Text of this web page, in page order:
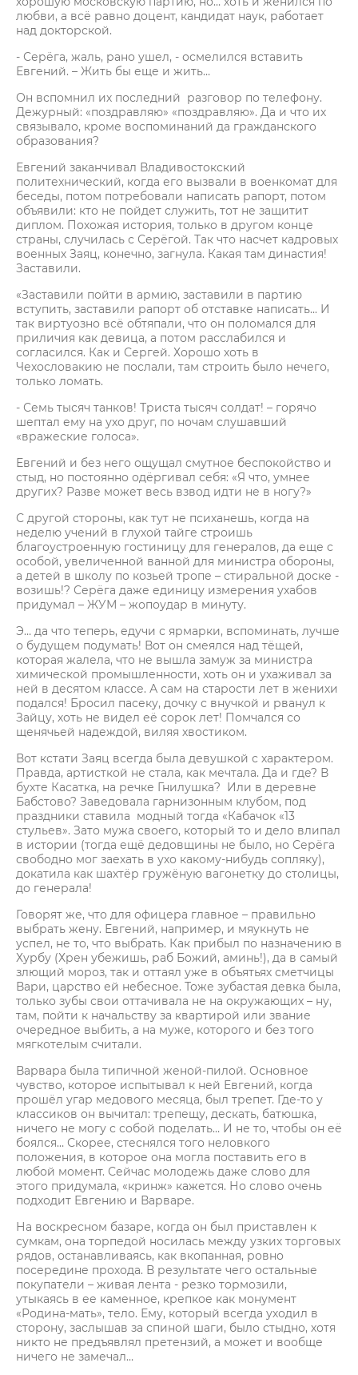
любви, а всё равно доцент, кандидат наук, работает
над докторской.
- Серёга, жаль, рано ушел, - осмелился вставить
Евгений. – Жить бы еще и жить…
Он вспомнил их последний разговор по телефону.
Дежурный: «поздравляю» «поздравляю». Да и что их
связывало, кроме воспоминаний да гражданского
образования?
Евгений заканчивал Владивостокский
политехнический, когда его вызвали в военкомат для
беседы, потом потребовали написать рапорт, потом
объявили: кто не пойдет служить, тот не защитит
диплом. Похожая история, только в другом конце
страны, случилась с Серёгой. Так что насчет кадровых
военных Заяц, конечно, загнула. Какая там династия!
Заставили.
«Заставили пойти в армию, заставили в партию
вступить, заставили рапорт об отставке написать... И
так виртуозно всё обтяпали, что он поломался для
приличия как девица, а потом расслабился и
согласился. Как и Сергей. Хорошо хоть в
Чехословакию не послали, там строить было нечего,
только ломать.
- Семь тысяч танков! Триста тысяч солдат! – горячо
шептал ему на ухо друг, по ночам слушавший
«вражеские голоса».
Евгений и без него ощущал смутное беспокойство и
стыд, но постоянно одёргивал себя: «Я что, умнее
других? Разве может весь взвод идти не в ногу?»
С другой стороны, как тут не психанешь, когда на
неделю учений в глухой тайге строишь
благоустроенную гостиницу для генералов, да еще с
особой, увеличенной ванной для министра обороны,
а детей в школу по козьей тропе – стиральной доске -
возишь!? Серёга даже единицу измерения ухабов
придумал – ЖУМ – жопоудар в минуту.
Э… да что теперь, едучи с ярмарки, вспоминать, лучше
о будущем подумать! Вот он смеялся над тёщей,
которая жалела, что не вышла замуж за министра
химической промышленности, хоть он и ухаживал за
ней в десятом классе. А сам на старости лет в женихи
подался! Бросил пасеку, дочку с внучкой и рванул к
Зайцу, хоть не видел её сорок лет! Помчался со
щенячьей надеждой, виляя хвостиком.
Вот кстати Заяц всегда была девушкой с характером.
Правда, артисткой не стала, как мечтала. Да и где? В
бухте Касатка, на речке Гнилушка? Или в деревне
Бабстово? Заведовала гарнизонным клубом, под
праздники ставила модный тогда «Кабачок «13
стульев». Зато мужа своего, который то и дело влипал
в истории (тогда ещё дедовщины не было, но Серёга
свободно мог заехать в ухо какому-нибудь сопляку),
докатила как шахтёр гружёную вагонетку до столицы,
до генерала!
Говорят же, что для офицера главное – правильно
выбрать жену. Евгений, например, и мяукнуть не
успел, не то, что выбрать. Как прибыл по назначению в
Хурбу (Хрен убежишь, раб Божий, аминь!), да в самый
злющий мороз, так и оттаял уже в объятьях сметчицы
Вари, царство ей небесное. Тоже зубастая девка была,
только зубы свои оттачивала не на окружающих – ну,
там, пойти к начальству за квартирой или звание
очередное выбить, а на муже, которого и без того
мягкотелым считали.
Варвара была типичной женой-пилой. Основное
чувство, которое испытывал к ней Евгений, когда
прошёл угар медового месяца, был трепет. Где-то у
классиков он вычитал: трепещу, дескать, батюшка,
ничего не могу с собой поделать… И не то, чтобы он её
боялся… Скорее, стеснялся того неловкого
положения, в которое она могла поставить его в
любой момент. Сейчас молодежь даже слово для
этого придумала, «кринж» кажется. Но слово очень
подходит Евгению и Варваре.
На воскресном базаре, когда он был приставлен к
сумкам, она торпедой носилась между узких торговых
рядов, останавливаясь, как вкопанная, ровно
посередине прохода. В результате чего остальные
покупатели – живая лента - резко тормозили,
утыкаясь в ее каменное, крепкое как монумент
«Родина-мать», тело. Ему, который всегда уходил в
сторону, заслышав за спиной шаги, было стыдно, хотя
никто не предъявлял претензий, а может и вообще
ничего не замечал…